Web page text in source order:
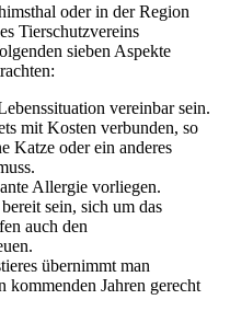
oder in der Region
Tierschutzvereins
sieben Aspekte
vereinbar sein.
mit Kosten verbunden, so
Katze oder ein anderes
Allergie vorliegen.
sein, sich um das
auch den
übernimmt man
kommenden Jahren gerecht